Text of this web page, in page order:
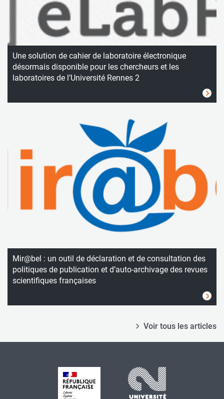
Une solution de cahier de laboratoire électronique
désormais disponible pour les chercheurs et les
laboratoires de l’Université Rennes 2
Mir@bel : un outil de déclaration et de consultation des
politiques de publication et d’auto-archivage des revues
scientifiques françaises
Voir tous les articles